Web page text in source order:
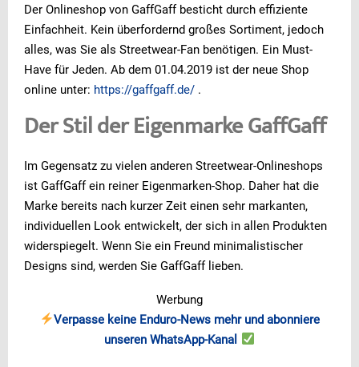
Der Onlineshop von GaffGaff besticht durch effiziente
Einfachheit. Kein überfordernd großes Sortiment, jedoch
alles, was Sie als Streetwear-Fan benötigen. Ein Must-
Have für Jeden. Ab dem 01.04.2019 ist der neue Shop
online unter: https://gaffgaff.de/ .
Der Stil der Eigenmarke GaffGaff
Im Gegensatz zu vielen anderen Streetwear-Onlineshops
ist GaffGaff ein reiner Eigenmarken-Shop. Daher hat die
Marke bereits nach kurzer Zeit einen sehr markanten,
individuellen Look entwickelt, der sich in allen Produkten
widerspiegelt. Wenn Sie ein Freund minimalistischer
Designs sind, werden Sie GaffGaff lieben.
Werbung
Verpasse keine Enduro-News mehr und abonniere
unseren WhatsApp-Kanal